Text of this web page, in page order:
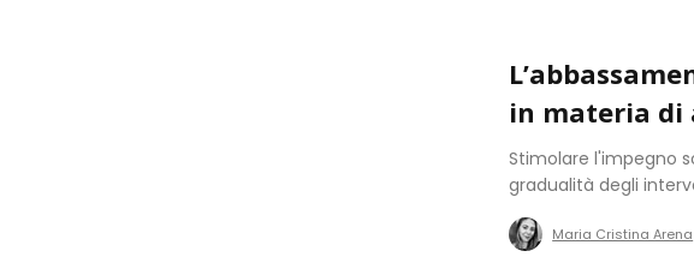
in materia
Stimolare l'impegno
gradualità degli
Maria Cristina Arena